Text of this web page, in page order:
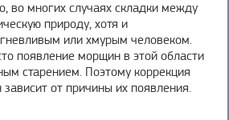
во многих случаях складки между
природу, хотя и
или хмурым человеком.
появление морщин в этой области
старением. Поэтому коррекция
от причины их появления.